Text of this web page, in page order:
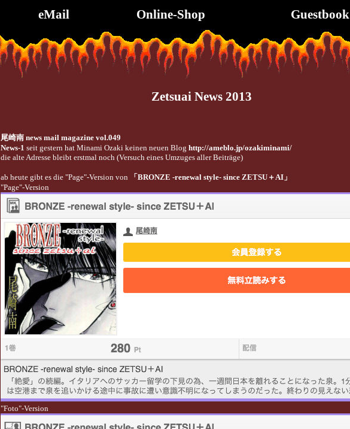
eMail Online-Shop Guestbook
Zetsuai News 2013
尾崎南 news mail magazine vol.049
News-1 seit gestern hat Minami Ozaki keinen neuen Blog http://ameblo.jp/ozakiminami/
die alte Adresse bleibt erstmal noch (Versuch eines Umzuges aller Beiträge)
ab heute gibt es die "Page"-Version von
「BRONZE -renewal style- since ZETSU＋AI」
"Page"-Version
"Foto"-Version